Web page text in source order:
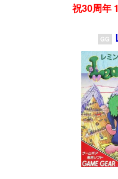
祝30周年
GG